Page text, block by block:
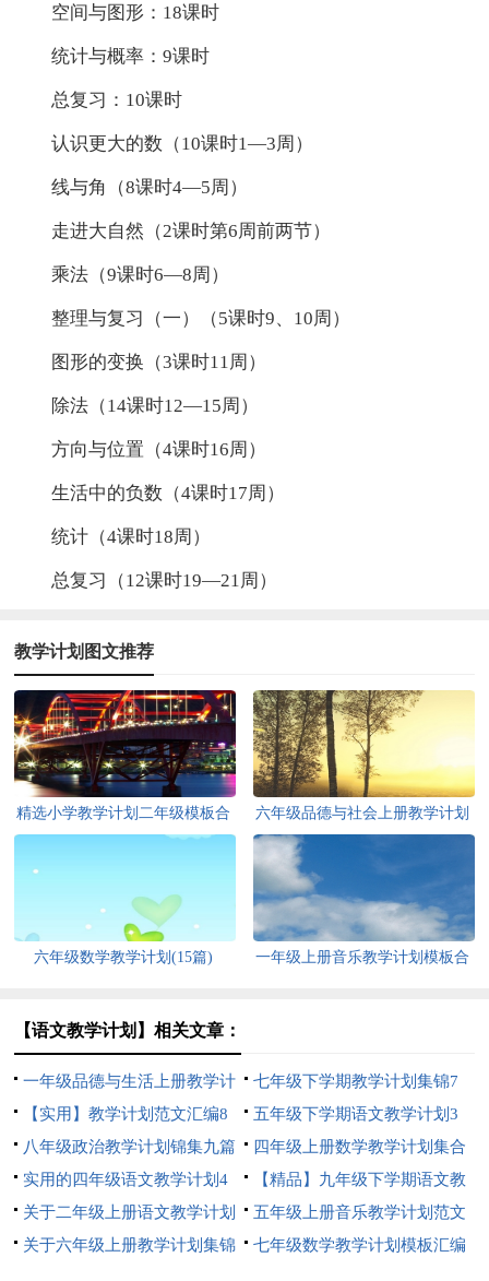
空间与图形：18课时
统计与概率：9课时
总复习：10课时
认识更大的数（10课时1—3周）
线与角（8课时4—5周）
走进大自然（2课时第6周前两节）
乘法（9课时6—8周）
整理与复习（一）（5课时9、10周）
图形的变换（3课时11周）
除法（14课时12—15周）
方向与位置（4课时16周）
生活中的负数（4课时17周）
统计（4课时18周）
总复习（12课时19—21周）
教学计划图文推荐
精选小学教学计划二年级模板合
六年级品德与社会上册教学计划
六年级数学教学计划(15篇)
一年级上册音乐教学计划模板合
【语文教学计划】相关文章：
一年级品德与生活上册教学计
划
七年级下学期教学计划集锦7
篇
【实用】教学计划范文汇编8
篇
五年级下学期语文教学计划3
篇
八年级政治教学计划锦集九篇
四年级上册数学教学计划集合
5篇
实用的四年级语文教学计划4
篇
【精品】九年级下学期语文教
学计划3篇
关于二年级上册语文教学计划
4篇
五年级上册音乐教学计划范文
汇总九篇
关于六年级上册教学计划集锦
七年级数学教学计划模板汇编